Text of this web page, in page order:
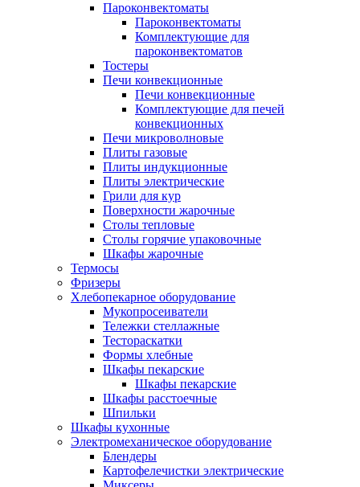
Пароконвектоматы
Пароконвектоматы
Комплектующие для
пароконвектоматов
Тостеры
Печи конвекционные
Печи конвекционные
Комплектующие для печей
конвекционных
Печи микроволновые
Плиты газовые
Плиты индукционные
Плиты электрические
Грили для кур
Поверхности жарочные
Столы тепловые
Столы горячие упаковочные
Шкафы жарочные
Термосы
Фризеры
Хлебопекарное оборудование
Мукопросеиватели
Тележки стеллажные
Тестораскатки
Формы хлебные
Шкафы пекарские
Шкафы пекарские
Шкафы расстоечные
Шпильки
Шкафы кухонные
Электромеханическое оборудование
Блендеры
Картофелечистки электрические